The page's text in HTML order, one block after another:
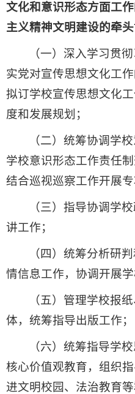
文化和意识形态方面工
主义精神文明建设的牵
（一）深入学习贯
实党对宣传思想文化工
拟订学校宣传思想文化
度和发展规划；
（二）统筹协调学
学校意识形态工作责任
结合巡视巡察工作开展专
（三）指导协调学
讲工作；
（四）统筹分析研
情信息工作，协调开展学
（五）管理学校报
体，统筹指导出版工作；
（六）统筹指导学
核心价值观教育，组织
进文明校园、法治教育